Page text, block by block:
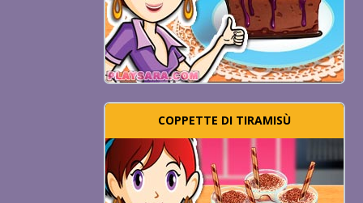
COPPETTE DI TIRAMISÙ